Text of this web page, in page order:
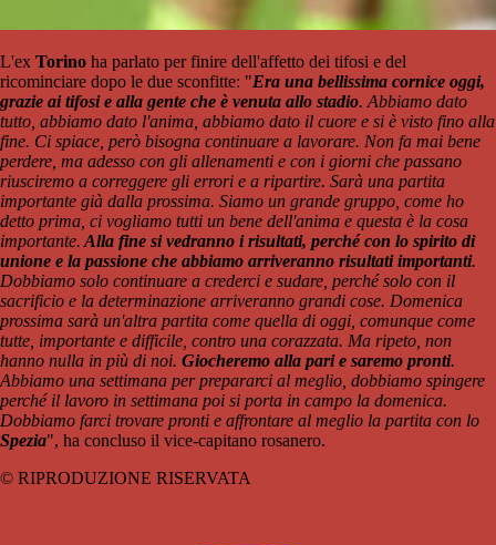
L'ex Torino ha parlato per finire dell'affetto dei tifosi e del
ricominciare dopo le due sconfitte: "Era una bellissima cornice oggi,
grazie ai tifosi e alla gente che è venuta allo stadio. Abbiamo dato
tutto, abbiamo dato l'anima, abbiamo dato il cuore e si è visto fino alla
fine. Ci spiace, però bisogna continuare a lavorare. Non fa mai bene
perdere, ma adesso con gli allenamenti e con i giorni che passano
riusciremo a correggere gli errori e a ripartire. Sarà una partita
importante già dalla prossima. Siamo un grande gruppo, come ho
detto prima, ci vogliamo tutti un bene dell'anima e questa è la cosa
importante. Alla fine si vedranno i risultati, perché con lo spirito di
unione e la passione che abbiamo arriveranno risultati importanti.
Dobbiamo solo continuare a crederci e sudare, perché solo con il
sacrificio e la determinazione arriveranno grandi cose. Domenica
prossima sarà un'altra partita come quella di oggi, comunque come
tutte, importante e difficile, contro una corazzata. Ma ripeto, non
hanno nulla in più di noi. Giocheremo alla pari e saremo pronti.
Abbiamo una settimana per prepararci al meglio, dobbiamo spingere
perché il lavoro in settimana poi si porta in campo la domenica.
Dobbiamo farci trovare pronti e affrontare al meglio la partita con lo
Spezia", ha concluso il vice-capitano rosanero.
© RIPRODUZIONE RISERVATA